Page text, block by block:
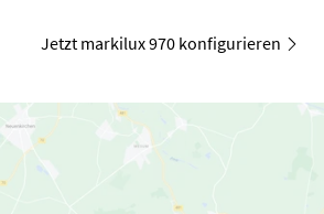
Jetzt markilux 970 konfigurieren